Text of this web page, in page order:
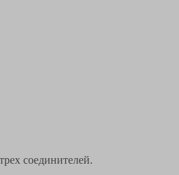
соединителей.